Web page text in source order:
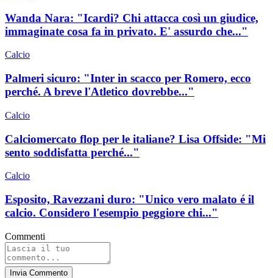
Wanda Nara: "Icardi? Chi attacca così un giudice,
immaginate cosa fa in privato. E' assurdo che..."
Calcio
Palmeri sicuro: "Inter in scacco per Romero, ecco
perché. A breve l'Atletico dovrebbe..."
Calcio
Calciomercato flop per le italiane? Lisa Offside: "Mi
sento soddisfatta perché..."
Calcio
Esposito, Ravezzani duro: "Unico vero malato é il
calcio. Considero l'esempio peggiore chi..."
Commenti
Invia Commento